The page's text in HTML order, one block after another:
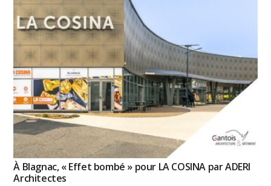
À Blagnac, « Effet bombé » pour LA COSINA par ADERI
Architectes